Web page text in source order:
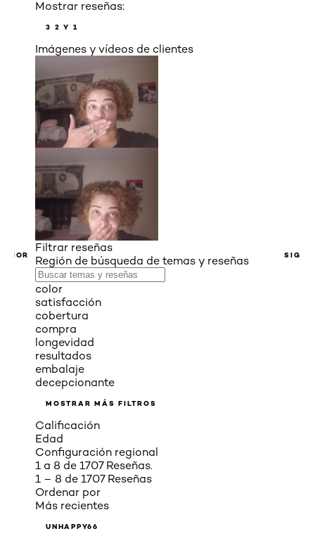
Mostrar reseñas:
3 2 Y 1
Imágenes y vídeos de clientes
Filtrar reseñas
Región de búsqueda de temas y reseñas
color
satisfacción
cobertura
compra
longevidad
resultados
embalaje
decepcionante
MOSTRAR MÁS FILTROS
Calificación
Edad
Configuración regional
1 a 8 de 1707 Reseñas.
1 – 8 de 1707 Reseñas
Ordenar por
Más recientes
UNHAPPY66